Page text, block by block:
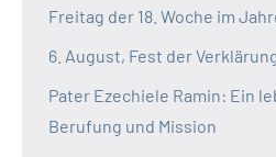
Freitag der 18. Woche im
6. August, Fest der
Pater Ezechiele Ramin: Ein
Berufung und Mission